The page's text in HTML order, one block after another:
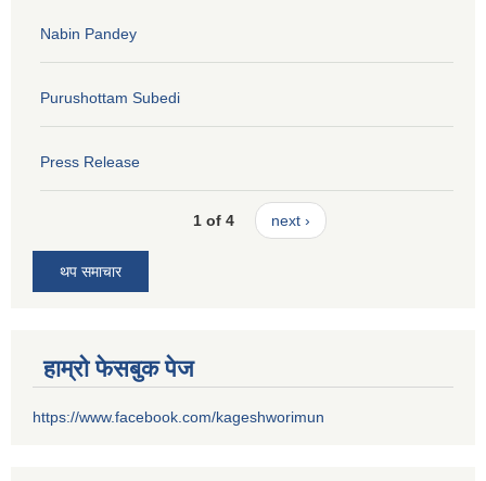
Nabin Pandey
Purushottam Subedi
Press Release
1 of 4 next ›
थप समाचार
हाम्रो फेसबुक पेज
https://www.facebook.com/kageshworimun